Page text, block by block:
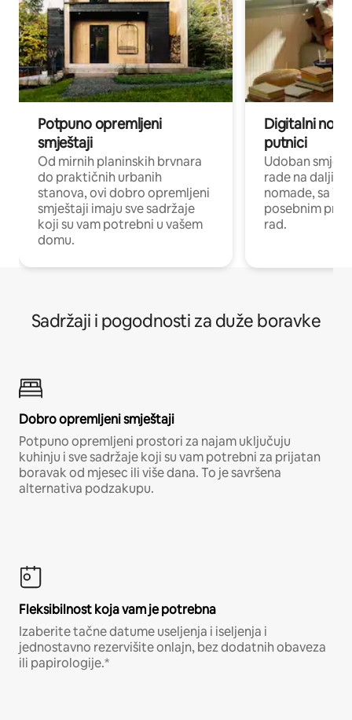
Potpuno opremljeni
smještaji
Od mirnih planinskih brvnara
do praktičnih urbanih
stanova, ovi dobro opremljeni
smještaji imaju sve sadržaje
koji su vam potrebni u vašem
domu.
Digitalni
putnici
Udoban
rade na
nomade, sa
posebnim
rad.
Sadržaji i pogodnosti za duže boravke
Dobro opremljeni smještaji
Potpuno opremljeni prostori za najam uključuju
kuhinju i sve sadržaje koji su vam potrebni za prijatan
boravak od mjesec ili više dana. To je savršena
alternativa podzakupu.
Fleksibilnost koja vam je potrebna
Izaberite tačne datume useljenja i iseljenja i
jednostavno rezervišite onlajn, bez dodatnih obaveza
ili papirologije.*